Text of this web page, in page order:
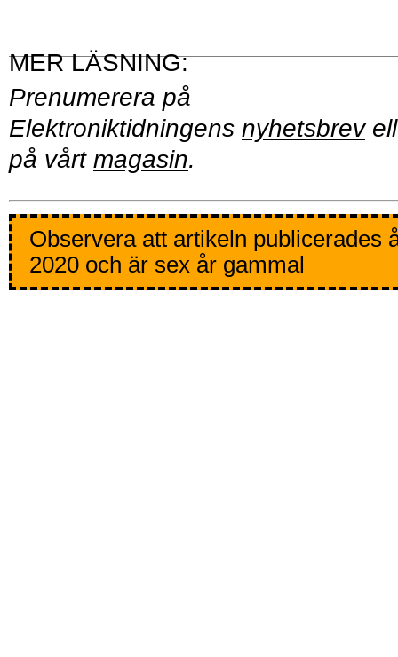
Prenumerera på
Elektroniktidningens nyhetsbrev
på vårt magasin.
Observera att artikeln publicerades
2020 och är sex år gammal